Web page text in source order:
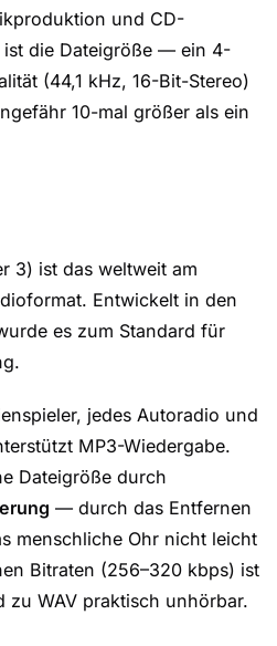
und CD-
ist die Dateigröße — ein 4-
(44,1 kHz, 16-Bit-Stereo)
10-mal größer als ein
3) ist das weltweit am
Entwickelt in den
es zum Standard für
jedes Autoradio und
MP3-Wiedergabe.
Dateigröße durch
— durch das Entfernen
menschliche Ohr nicht leicht
Bitraten (256–320 kbps) ist
zu WAV praktisch unhörbar.